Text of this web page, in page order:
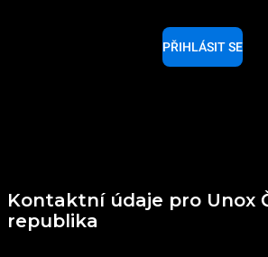
PŘIHLÁSIT SE
Kontaktní údaje pro Unox
republika